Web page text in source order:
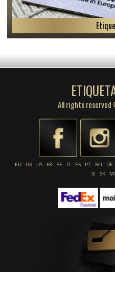
All rights
EU UK US FR BE IT ES PT RO DE
SI
SK